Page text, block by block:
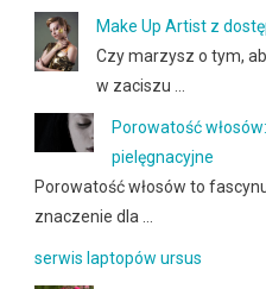
Make Up Artist z
Czy marzysz o tym,
w zaciszu …
Porowatość
pielęgnacyjne
Porowatość włosów to
znaczenie dla …
serwis laptopów ursus